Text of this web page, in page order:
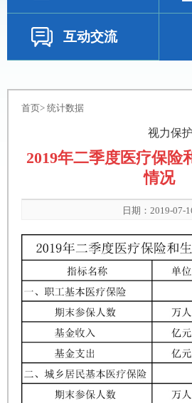
互动交流
首页> 统计数据
视力保
2019年二季度医疗保险
情况
日期：2019-07-